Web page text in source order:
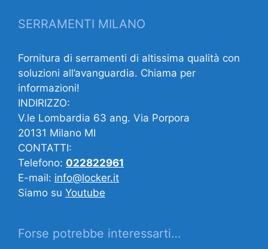
SERRAMENTI MILANO
Fornitura di serramenti di altissima qualità con
soluzioni all’avanguardia. Chiama per
informazioni!
INDIRIZZO:
V.le Lombardia 63 ang. Via Porpora
20131 Milano MI
CONTATTI:
Telefono: 022822961
E-mail: info@locker.it
Siamo su Youtube
Forse potrebbe interessarti…